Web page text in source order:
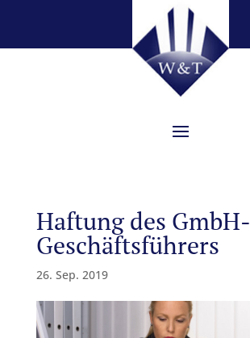
Haftung des GmbH-
Geschäftsführers
26. Sep. 2019